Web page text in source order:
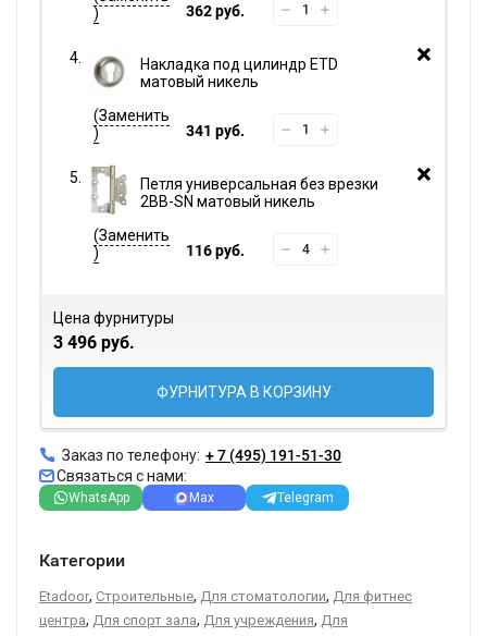
362 руб.
Накладка под цилиндр ETD
матовый никель
341 руб.
Петля универсальная без врезки
2BB-SN матовый никель
116 руб.
Цена фурнитуры
3 496 руб.
ФУРНИТУРА В КОРЗИНУ
Заказ по телефону: + 7 (495) 191-51-30
Связаться с нами:
WhatsApp Max Telegram
Категории
Etadoor, Строительные, Для стоматологии, Для фитнес
центра, Для спорт зала, Для учреждения, Для